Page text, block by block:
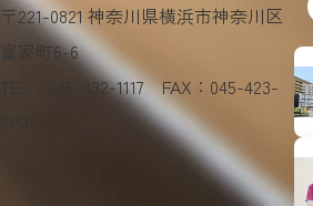
〒221-0821 神奈川県横浜市神奈川区
富家町6-6
TEL：045-432-1117 FAX：045-423-